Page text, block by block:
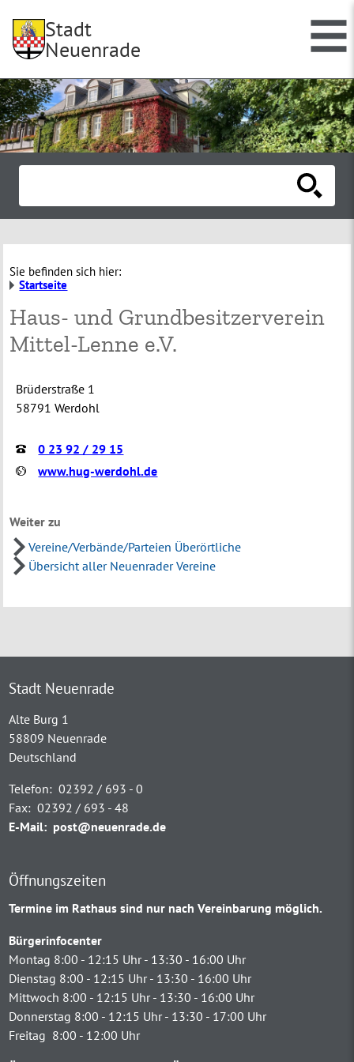
Stadt
Neuenrade
Sie befinden sich hier:
Startseite
Haus- und Grundbesitzerverein
Mittel-Lenne e.V.
Brüderstraße 1
58791 Werdohl
0 23 92 / 29 15
www.hug-werdohl.de
Weiter zu
Vereine/Verbände/Parteien Überörtliche
Übersicht aller Neuenrader Vereine
Stadt Neuenrade
Alte Burg 1
58809 Neuenrade
Deutschland
Telefon: 02392 / 693 - 0
Fax: 02392 / 693 - 48
E-Mail: post@neuenrade.de
Öffnungszeiten
Termine im Rathaus sind nur nach Vereinbarung möglich.
Bürgerinfocenter
Montag 8:00 - 12:15 Uhr - 13:30 - 16:00 Uhr
Dienstag 8:00 - 12:15 Uhr - 13:30 - 16:00 Uhr
Mittwoch 8:00 - 12:15 Uhr - 13:30 - 16:00 Uhr
Donnerstag 8:00 - 12:15 Uhr - 13:30 - 17:00 Uhr
Freitag 8:00 - 12:00 Uhr